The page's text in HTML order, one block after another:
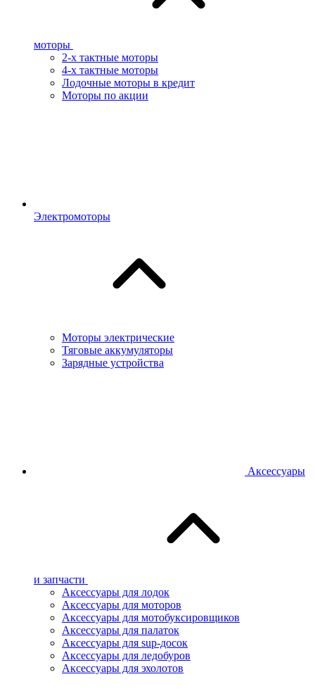
моторы
2-х тактные моторы
4-х тактные моторы
Лодочные моторы в кредит
Моторы по акции
Электромоторы
Моторы электрические
Тяговые аккумуляторы
Зарядные устройства
Аксессуары
и запчасти
Аксессуары для лодок
Аксессуары для моторов
Аксессуары для мотобуксировщиков
Аксессуары для палаток
Аксессуары для sup-досок
Аксессуары для ледобуров
Аксессуары для эхолотов